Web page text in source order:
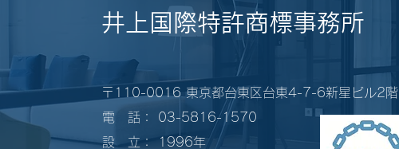
井上国際特許商標事務所
〒110-0016 東京都台東区台東4-7-6新星ビル2階
電 話： 03-5816-1570
設 立： 1996年